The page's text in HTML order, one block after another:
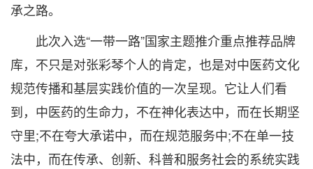
承之路。
此次入选“一带一路”国家主题推介重点推荐品牌
库，不只是对张彩琴个人的肯定，也是对中医药文化
规范传播和基层实践价值的一次呈现。它让人们看
到，中医药的生命力，不在神化表达中，而在长期坚
守里;不在夸大承诺中，而在规范服务中;不在单一技
法中，而在传承、创新、科普和服务社会的系统实践